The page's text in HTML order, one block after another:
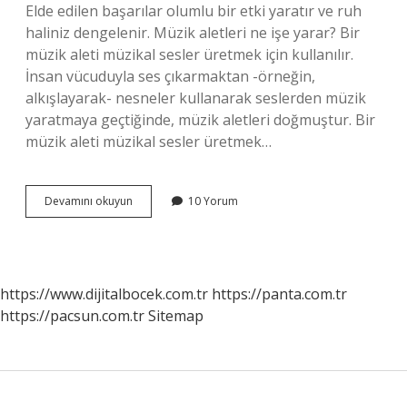
Elde edilen başarılar olumlu bir etki yaratır ve ruh
haliniz dengelenir. Müzik aletleri ne işe yarar? Bir
müzik aleti müzikal sesler üretmek için kullanılır.
İnsan vücuduyla ses çıkarmaktan -örneğin,
alkışlayarak- nesneler kullanarak seslerden müzik
yaratmaya geçtiğinde, müzik aletleri doğmuştur. Bir
müzik aleti müzikal sesler üretmek…
Devamını okuyun Enstrüman
Çalmak
10 Yorum
https://www.dijitalbocek.com.tr https://panta.com.tr
https://pacsun.com.trSitemap